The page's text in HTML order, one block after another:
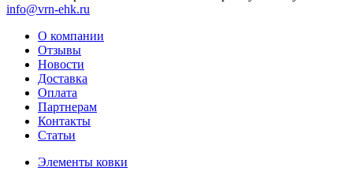
info@vrn-ehk.ru
О компании
Отзывы
Новости
Доставка
Оплата
Партнерам
Контакты
Статьи
Элементы ковки